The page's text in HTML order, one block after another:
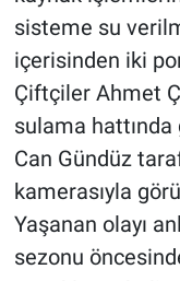
sisteme su
içerisinden iki
Çiftçiler Ahmet
sulama
Can Gündüz
kamerasıyla
Yaşanan olayı
sezonu